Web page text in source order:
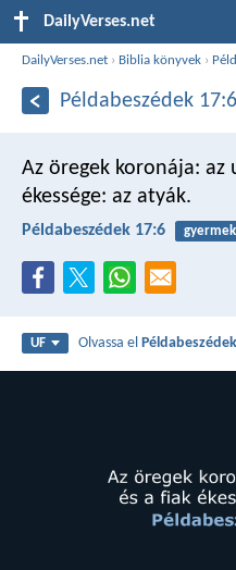
DailyVerses.net
DailyVerses.net › Biblia könyvek ›
Példabeszédek 17:6
Az öregek koronája: az
ékessége: az atyák.
Példabeszédek 17:6 gyermek
UF Olvassa el